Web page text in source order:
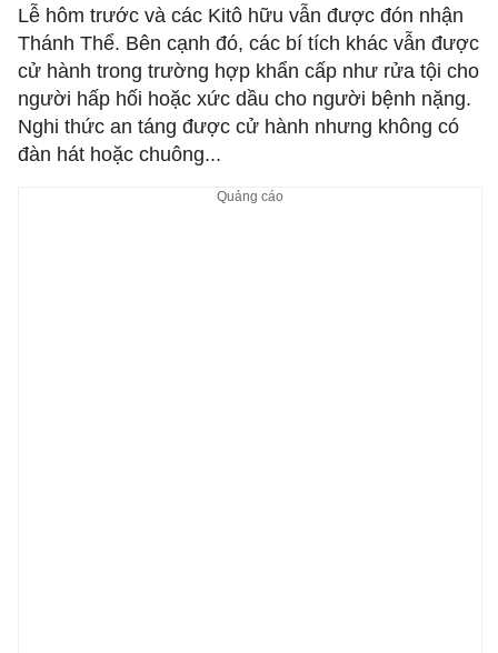
Lễ hôm trước và các Kitô hữu vẫn được đón nhận
Thánh Thể. Bên cạnh đó, các bí tích khác vẫn được
cử hành trong trường hợp khẩn cấp như rửa tội cho
người hấp hối hoặc xức dầu cho người bệnh nặng.
Nghi thức an táng được cử hành nhưng không có
đàn hát hoặc chuông...